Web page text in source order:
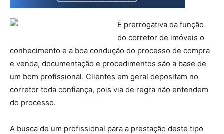
É prerrogativa da função
do corretor de imóveis o
conhecimento e a boa condução do processo de compra
e venda, documentação e procedimentos são a base de
um bom profissional. Clientes em geral depositam no
corretor toda confiança, pois via de regra não entendem
do processo.
A busca de um profissional para a prestação deste tipo